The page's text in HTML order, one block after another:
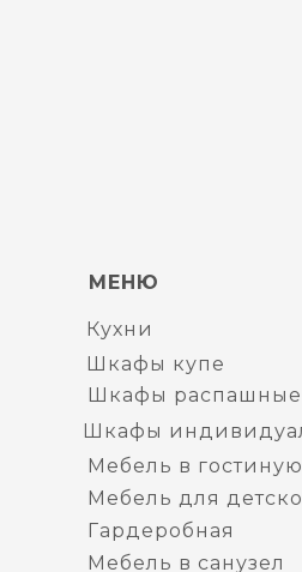
МЕНЮ
Кухни
Шкафы купе
Шкафы распашные
Шкафы
Мебель для
Мебель в гостиную
Мебель в санузел
Гардеробная